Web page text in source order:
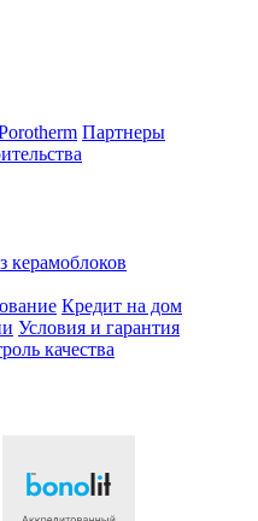
Партнеры
керамоблоков
Кредит на дом
Условия и гарантия
качества